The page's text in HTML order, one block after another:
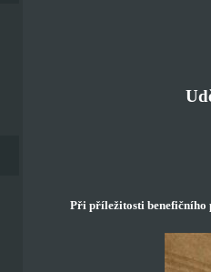
Při příležitosti benefičního